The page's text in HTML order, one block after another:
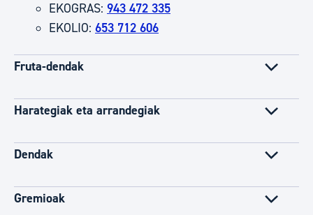
EKOGRAS: 943 472 335
EKOLIO: 653 712 606
Fruta-dendak
Harategiak eta arrandegiak
Dendak
Gremioak